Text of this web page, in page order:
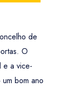
de
O
e a vice-
bom ano